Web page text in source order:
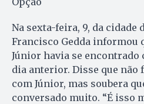
Na sexta-feira, 9, da cidade
Francisco Gedda informou
Júnior havia se encontrado
dia anterior. Disse que não
com Júnior, mas soubera
conversado muito. “É isso